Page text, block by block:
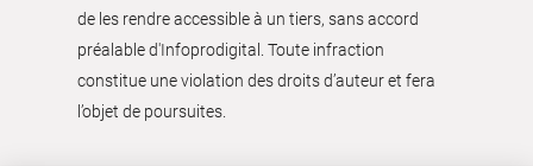
de les rendre accessible à un tiers, sans accord
préalable d'Infoprodigital. Toute infraction
constitue une violation des droits d’auteur et fera
l’objet de poursuites.